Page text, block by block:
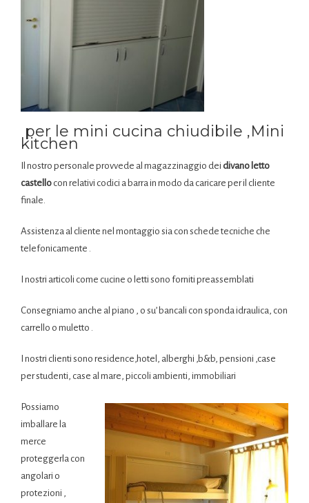
per le mini cucina chiudibile ,Mini
kitchen
Il nostro personale provvede al magazzinaggio dei divano letto
castello con relativi codici a barra in modo da caricare per il cliente
finale.
Assistenza al cliente nel montaggio sia con schede tecniche che
telefonicamente .
I nostri articoli come cucine o letti sono forniti preassemblati
Consegniamo anche al piano , o su’ bancali con sponda idraulica, con
carrello o muletto .
I nostri clienti sono residence,hotel, alberghi ,b&b, pensioni ,case
per studenti, case al mare, piccoli ambienti, immobiliari
Possiamo
imballare la
merce
proteggerla con
angolari o
protezioni ,